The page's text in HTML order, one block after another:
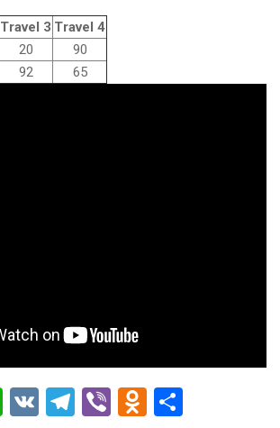
Travel 3 Travel 4
20
90
92 65
W V T Vi O